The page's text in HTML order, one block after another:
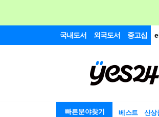
국내도서 외국도서 중고샵
빠른분야찾기 베스트 신상